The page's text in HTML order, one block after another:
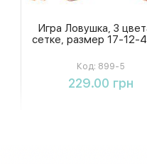
Игра Ловушка, 3
сетке, размер 17-12-
Код: 899-5
229.00 грн
Купить